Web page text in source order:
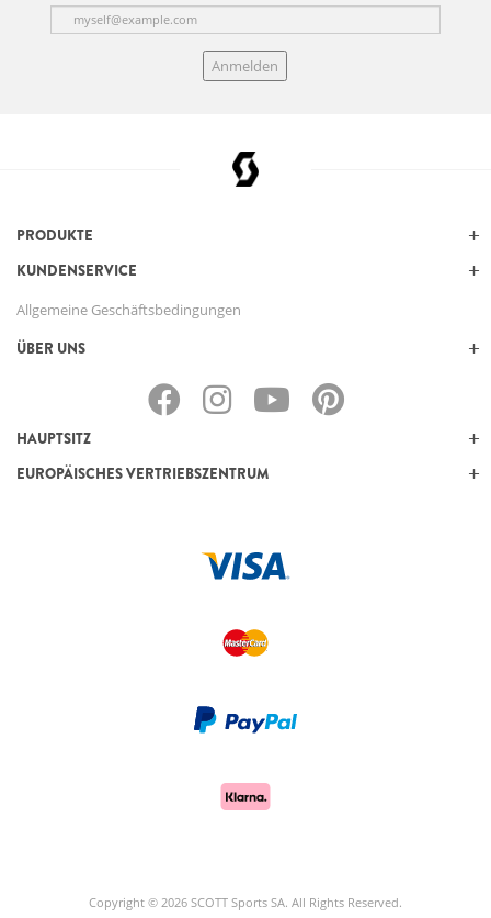
Anmelden
PRODUKTE
KUNDENSERVICE
Allgemeine Geschäftsbedingungen
ÜBER UNS
HAUPTSITZ
EUROPÄISCHES VERTRIEBSZENTRUM
Copyright © 2026 SCOTT Sports SA. All Rights Reserved.